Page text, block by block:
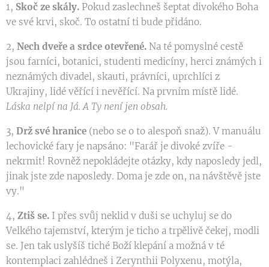
1, Skoč ze skály. Pokud zaslechneš šeptat divokého Boha
ve své krvi, skoč. To ostatní ti bude přidáno.
2, Nech dveře a srdce otevřené. Na té pomyslné cestě
jsou farníci, botanici, studenti medicíny, herci známých i
neznámých divadel, skauti, právníci, uprchlíci z
Ukrajiny, lidé věřící i nevěřící. Na prvním místě lidé.
Láska nelpí na Já. A Ty není jen obsah.
3, Drž své hranice (nebo se o to alespoň snaž). V manuálu
lechovické fary je napsáno: "Farář je divoké zvíře -
nekrmit! Rovněž nepokládejte otázky, kdy naposledy jedl,
jinak jste zde naposledy. Doma je zde on, na návštěvě jste
vy."
4, Ztiš se. I přes svůj neklid v duši se uchyluj se do
Velkého tajemství, kterým je ticho a trpělivě čekej, modli
se. Jen tak uslyšíš tiché Boží klepání a možná v té
kontemplaci zahlédneš i Zerynthii Polyxenu, motýla,